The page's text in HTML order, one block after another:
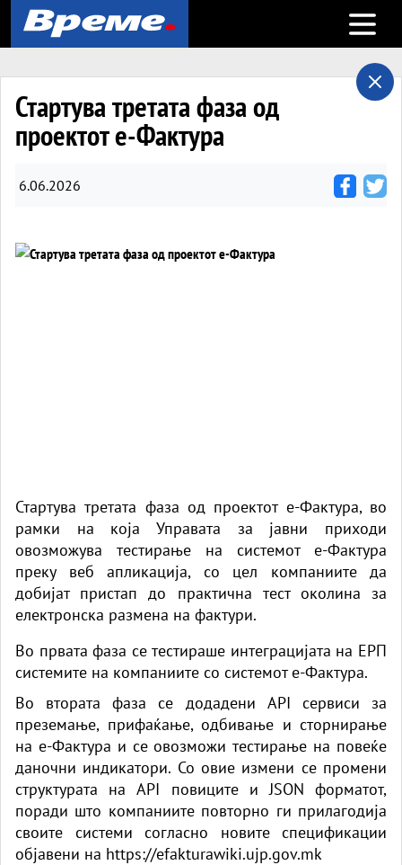
Open
Стартува третата фаза од
проектот е-Фактура
6.06.2026
Стартува третата фаза од проектот е-Фактура, во
рамки на која Управата за јавни приходи
овозможува тестирање на системот е-Фактура
преку веб апликација, со цел компаниите да
добијат пристап до практична тест околина за
електронска размена на фактури.
Во првата фаза се тестираше интеграцијата на ЕРП
системите на компаниите со системот е-Фактура.
Во втората фаза се додадени API сервиси за
преземање, прифаќање, одбивање и сторнирање
на е-Фактура и се овозможи тестирање на повеќе
даночни индикатори. Со овие измени се промени
структурата на API повиците и JSON форматот,
поради што компаниите повторно ги прилагодија
своите системи согласно новите спецификации
објавени на https://efakturawiki.ujp.gov.mk